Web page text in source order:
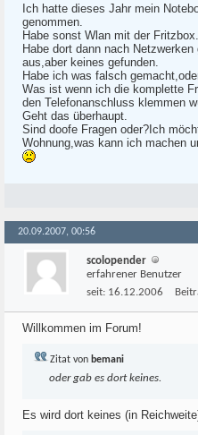
Ich hatte dieses Jahr mein
genommen.
Habe sonst Wlan mit der Fritzbox.
Habe dort dann nach
aus,aber keines gefunden.
Habe ich was falsch
Was ist wenn ich die komplette
den Telefonanschluss klemmen
Geht das überhaupt.
Sind doofe Fragen oder?Ich
Wohnung,was kann ich machen
20.09.2007, 00:56
scolopender
erfahrener Benutzer
seit: 16.12.2006
Willkommen im Forum!
Zitat von bemani
oder gab es dort keines.
Es wird dort keines (in